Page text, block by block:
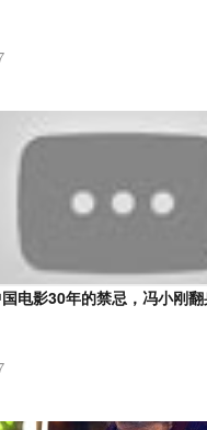
国电影30年的禁忌，冯小刚